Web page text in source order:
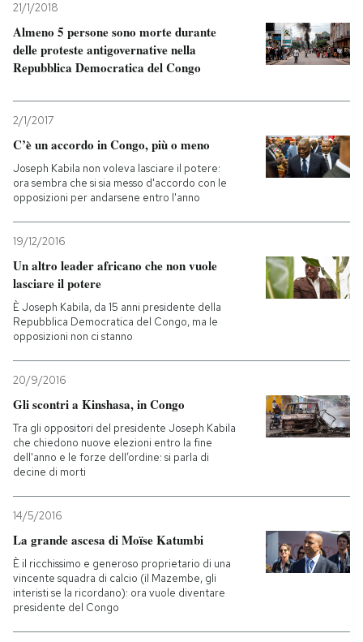
21/1/2018
Almeno 5 persone sono morte durante
delle proteste antigovernative nella
Repubblica Democratica del Congo
2/1/2017
C’è un accordo in Congo, più o meno
Joseph Kabila non voleva lasciare il potere:
ora sembra che si sia messo d'accordo con le
opposizioni per andarsene entro l'anno
19/12/2016
Un altro leader africano che non vuole
lasciare il potere
È Joseph Kabila, da 15 anni presidente della
Repubblica Democratica del Congo, ma le
opposizioni non ci stanno
20/9/2016
Gli scontri a Kinshasa, in Congo
Tra gli oppositori del presidente Joseph Kabila
che chiedono nuove elezioni entro la fine
dell'anno e le forze dell’ordine: si parla di
decine di morti
14/5/2016
La grande ascesa di Moïse Katumbi
È il ricchissimo e generoso proprietario di una
vincente squadra di calcio (il Mazembe, gli
interisti se la ricordano): ora vuole diventare
presidente del Congo